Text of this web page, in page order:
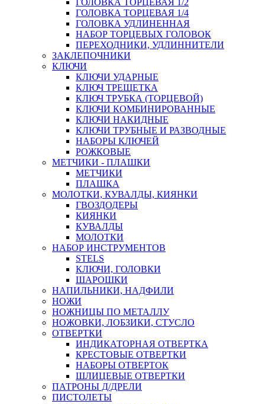
ГОЛОВКА ТОРЦЕВАЯ 1/2
ГОЛОВКА ТОРЦЕВАЯ 1/4
ГОЛОВКА УДЛИНЕННАЯ
НАБОР ТОРЦЕВЫХ ГОЛОВОК
ПЕРЕХОДНИКИ, УДЛИННИТЕЛИ
ЗАКЛЕПОЧНИКИ
КЛЮЧИ
КЛЮЧИ УДАРНЫЕ
КЛЮЧ ТРЕЩЕТКА
КЛЮЧ ТРУБКА (ТОРЦЕВОЙ)
КЛЮЧИ КОМБИНИРОВАННЫЕ
КЛЮЧИ НАКИДНЫЕ
КЛЮЧИ ТРУБНЫЕ И РАЗВОДНЫЕ
НАБОРЫ КЛЮЧЕЙ
РОЖКОВЫЕ
МЕТЧИКИ - ПЛАШКИ
МЕТЧИКИ
ПЛАШКА
МОЛОТКИ, КУВАЛДЫ, КИЯНКИ
ГВОЗДОДЕРЫ
КИЯНКИ
КУВАЛДЫ
МОЛОТКИ
НАБОР ИНСТРУМЕНТОВ
STELS
КЛЮЧИ, ГОЛОВКИ
ШАРОШКИ
НАПИЛЬНИКИ, НАДФИЛИ
НОЖИ
НОЖНИЦЫ ПО МЕТАЛЛУ
НОЖОВКИ, ЛОБЗИКИ, СТУСЛО
ОТВЕРТКИ
ИНДИКАТОРНАЯ ОТВЕРТКА
КРЕСТОВЫЕ ОТВЕРТКИ
НАБОРЫ ОТВЕРТОК
ШЛИЦЕВЫЕ ОТВЕРТКИ
ПАТРОНЫ Д/ДРЕЛИ
ПИСТОЛЕТЫ